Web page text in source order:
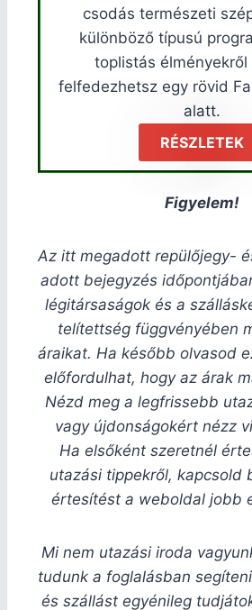
csodás természeti
különböző típusú
toplistás élményekről
felfedezhetsz egy rövid
alatt.
RÉSZLETEK
Figyelem!
Az itt megadott repülőjegy-
adott bejegyzés
légitársaságok és a
telítettség függvényében
áraikat. Ha később olvasod
előfordulhat, hogy az árak
Nézd meg a legfrissebb
vagy újdonságokért nézz
Ha elsőként szeretnél
utazási tippekről, kapcsold
értesítést a weboldal jobb
Mi nem utazási iroda
tudunk a foglalásban
és szállást egyénileg